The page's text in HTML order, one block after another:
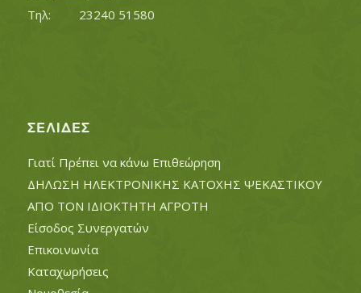
Τηλ:		23240 51580
ΣΕΛΊΔΕΣ
Γιατί Πρέπει να κάνω Επιθεώρηση
ΔΗΛΩΣΗ ΗΛΕΚΤΡΟΝΙΚΗΣ ΚΑΤΟΧΗΣ ΨΕΚΑΣΤΙΚΟΥ
ΑΠΟ ΤΟΝ ΙΔΙΟΚΤΗΤΗ ΑΓΡΟΤΗ
Είσοδος Συνεργατών
Επικοινωνία
Καταχωρήσεις